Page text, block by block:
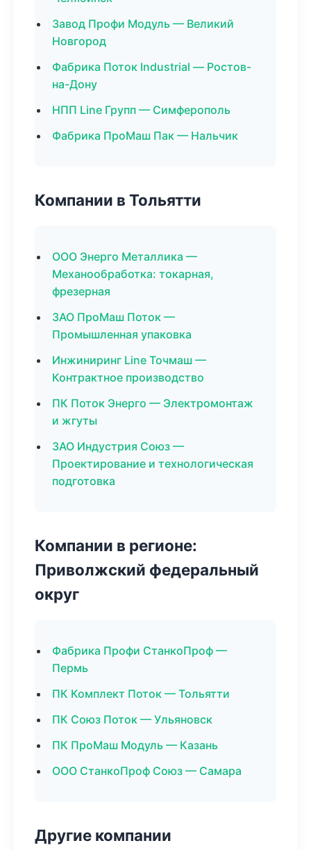
Завод Профи Модуль — Великий
Новгород
Фабрика Поток Industrial — Ростов-
на-Дону
НПП Line Групп — Симферополь
Фабрика ПроМаш Пак — Нальчик
Компании в Тольятти
ООО Энерго Металлика —
Механообработка: токарная,
фрезерная
ЗАО ПроМаш Поток —
Промышленная упаковка
Инжиниринг Line Точмаш —
Контрактное производство
ПК Поток Энерго — Электромонтаж
и жгуты
ЗАО Индустрия Союз —
Проектирование и технологическая
подготовка
Компании в регионе:
Приволжский федеральный
округ
Фабрика Профи СтанкоПроф —
Пермь
ПК Комплект Поток — Тольятти
ПК Союз Поток — Ульяновск
ПК ПроМаш Модуль — Казань
ООО СтанкоПроф Союз — Самара
Другие компании